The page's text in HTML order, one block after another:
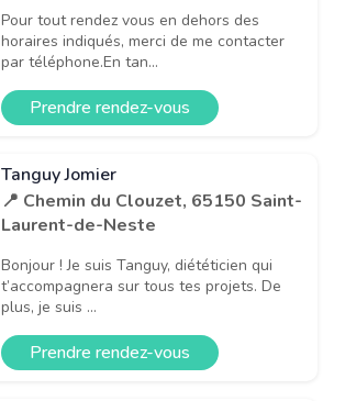
Pour tout rendez vous en dehors des
horaires indiqués, merci de me contacter
par téléphone.En tan...
Prendre rendez-vous
Tanguy Jomier
📍 Chemin du Clouzet, 65150 Saint-
Laurent-de-Neste
Bonjour ! Je suis Tanguy, diététicien qui
t’accompagnera sur tous tes projets. De
plus, je suis ...
Prendre rendez-vous